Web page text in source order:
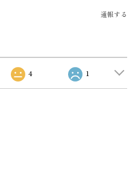
通報する
4 1